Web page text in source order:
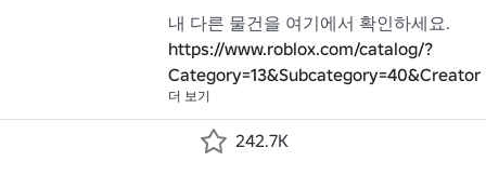
https://www.roblox.com/catalog/?
더 보기
242.7K